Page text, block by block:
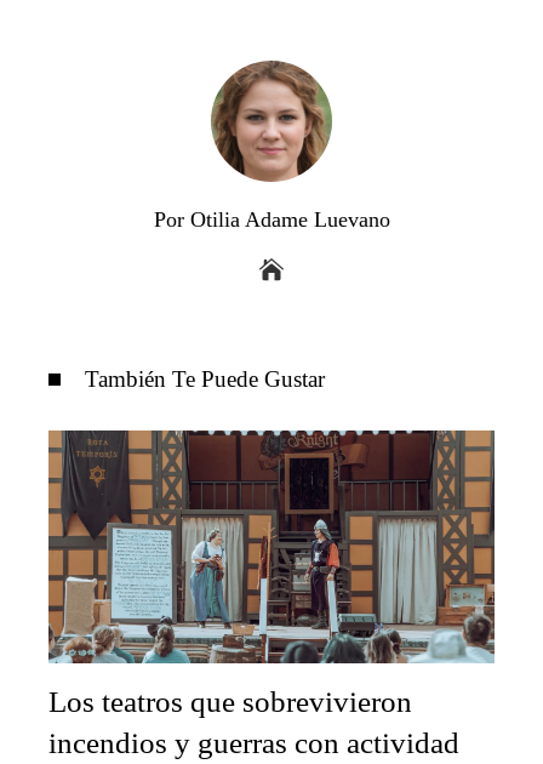
Por Otilia Adame Luevano
También Te Puede Gustar
Los teatros que sobrevivieron
incendios y guerras con actividad